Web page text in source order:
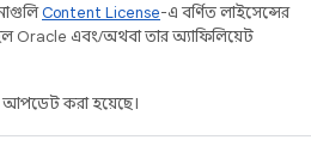
Content License-এ বর্ণিত লাইসেন্সের
Oracle এবং/অথবা তার অ্যাফিলিয়েট
করা হয়েছে।